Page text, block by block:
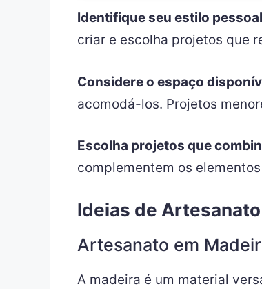
Identifique seu estilo
criar e escolha projetos que
Considere o espaço
acomodá-los. Projetos
Escolha projetos que
complementem os
Ideias de
Artesanato em
A madeira é um material